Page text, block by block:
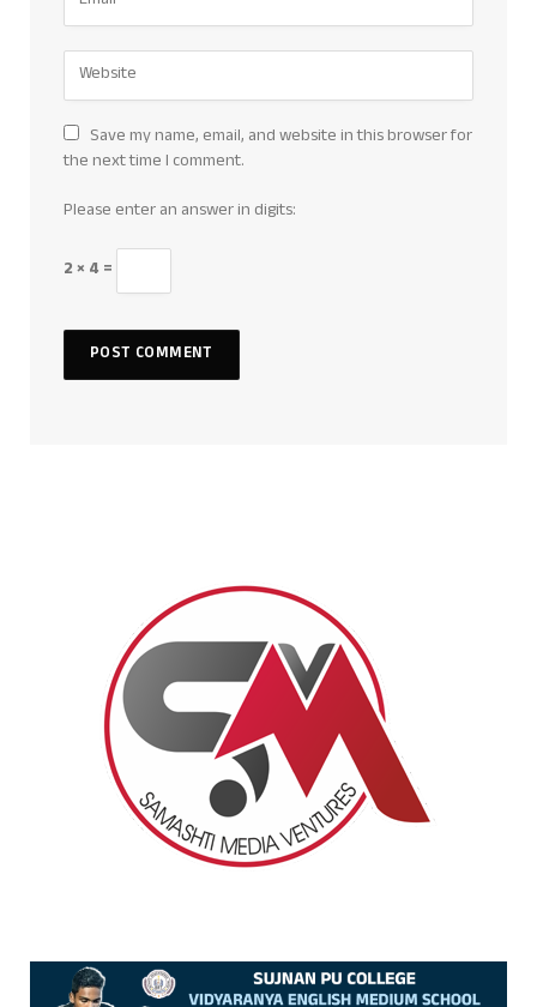
Save my name, email, and website in this browser for
the next time I comment.
Please enter an answer in digits:
2 × 4 =